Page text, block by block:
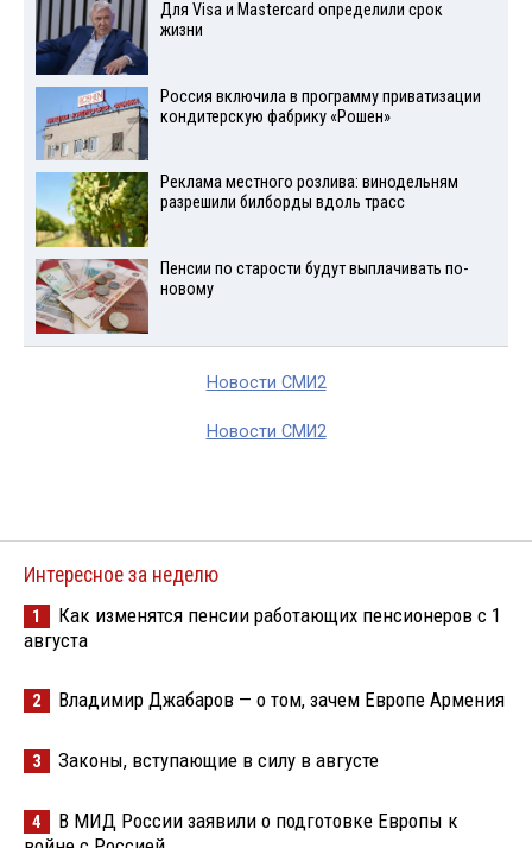
Для Visа и Mastercard определили срок
жизни
Россия включила в программу приватизации
кондитерскую фабрику «Рошен»
Реклама местного розлива: винодельням
разрешили билборды вдоль трасс
Пенсии по старости будут выплачивать по-
новому
Новости СМИ2
Новости СМИ2
Интересное за неделю
1
Как изменятся пенсии работающих пенсионеров с 1
августа
2 Владимир Джабаров — о том, зачем Европе Армения
3 Законы, вступающие в силу в августе
4
В МИД России заявили о подготовке Европы к